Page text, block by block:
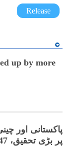
Release
up by more
پاکستانی اور
پر بڑی تحقیق، 47 اہم جینز دریافت کر لیں